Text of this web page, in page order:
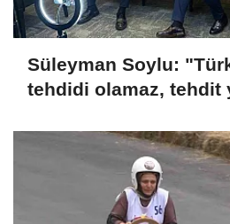
Süleyman Soylu:
tehdidi olamaz, tehdit